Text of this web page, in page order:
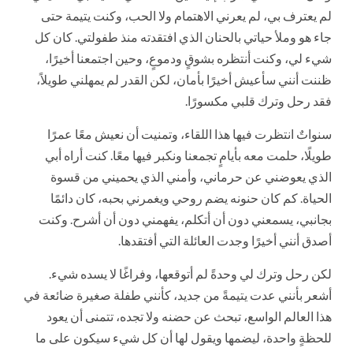
لم يعترف بي، لم يعرني الاهتمام ولا الحب، وكنت يتيمة حتى
جاء هو وملأ حياتي بالحنان الذي افتقدته منذ طفولتي. كان كل
شيء لي، وكنت أنتظره بشوقٍ ودموعٍ، وحين اجتمعنا أخيرًا،
ظننت أنني سأعيش أخيرًا بأمان، لكن القدر لم يمهلني طويلاً،
فقد رحل وترك قلبي مكسورًا.
سنواتٌ انتظرت فيها هذا اللقاء، وتمنيت أن نعيش معًا عمرًا
طويلًا، حلمت معه بأيامٍ تجمعنا ونكبر فيها معًا. كنت أراه أبي
الذي يعوضني عن حرماني، وأمني الذي يحميني من قسوة
الحياة. كم كان حنونه يضم روحي ويغمرني بحبه، كان دائمًا
بجانبي، يسمعني دون أن أتكلم، يفهمني دون أن أشرح. وكنت
أصدق أنني أخيرًا وجدت العائلة التي أفتقدها.
لكن رحل وترك لي وحدةً لم أتوقعها، وفراغًا لا يسده شيء.
أشعر بأنني عدت يتيمةً من جديد، كأنني طفلة صغيرة ضائعة في
هذا العالم الواسع، تبحث عن حضنه ولا تجده، تتمنى أن يعود
للحظةٍ واحدة، ليضمها ويقول لها أن كل شيء سيكون على ما